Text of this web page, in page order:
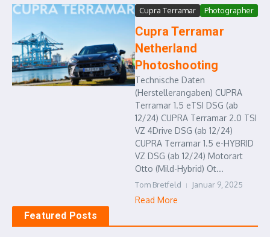
Cupra Terramar Photographer
Cupra Terramar
Netherland
Photoshooting
Technische Daten
(Herstellerangaben) CUPRA
Terramar 1.5 eTSI DSG (ab
12/24) CUPRA Terramar 2.0 TSI
VZ 4Drive DSG (ab 12/24)
CUPRA Terramar 1.5 e-HYBRID
VZ DSG (ab 12/24) Motorart
Otto (Mild-Hybrid) Ot...
Tom Bretfeld Januar 9, 2025
Read More
Featured Posts